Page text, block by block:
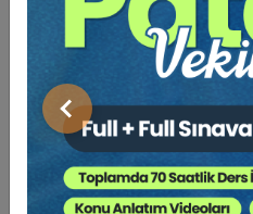
Önceki
Çalışmanın amacı daha önce
ve ceza davalarında
açısından ispata ve sübuta
oluşturmaktır. Ceza hukuku
serbest delil ilkesi geçerli
niteliği gereği ancak bazı
niteliktedir. Çalışma bu